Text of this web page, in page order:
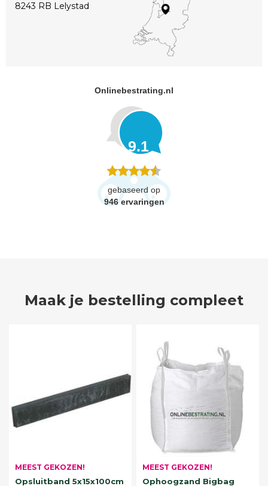
8243 RB Lelystad
Onlinebestrating.nl
9.1
gebaseerd op
946 ervaringen
Maak je bestelling compleet
MEEST GEKOZEN!
Opsluitband 5x15x100cm
MEEST GEKOZEN!
Ophoogzand Bigbag